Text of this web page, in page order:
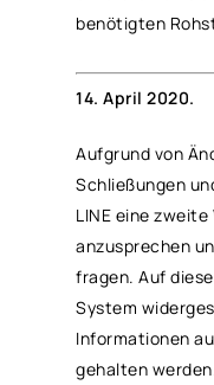
benötigten
14. April 2020.
Aufgrund von
Schließungen
LINE eine
anzusprechen
fragen. Auf
System
Informationen
gehalten werden.